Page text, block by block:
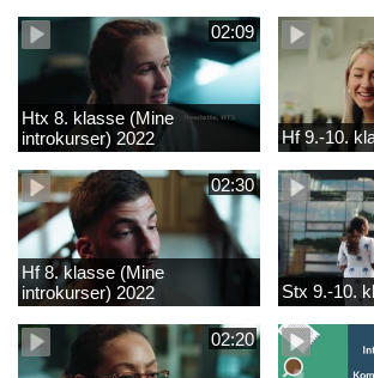
02:09
Htx 8. klasse (Mine
introkurser) 2022
Hf 9.-10.
02:30
Hf 8. klasse (Mine
introkurser) 2022
Stx 9.-10.
02:20